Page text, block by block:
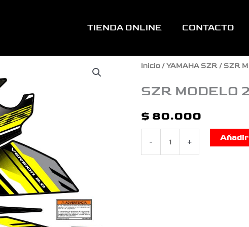
TIENDA ONLINE CONTACTO
Inicio/YAMAHA SZR/ SZR
SZR MODELO
$ 80.000
-
SZR
MODELO
AMARILLA
+